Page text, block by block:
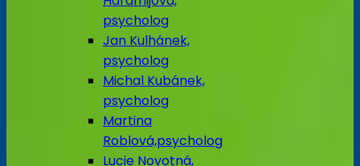
psycholog
Jan Kulhánek,
psycholog
Michal Kubánek,
psycholog
Martina
Roblová,psycholog
Lucie Novotná,